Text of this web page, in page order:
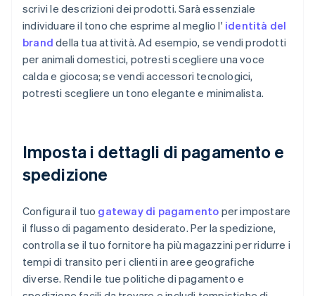
scrivi le descrizioni dei prodotti. Sarà essenziale
individuare il tono che esprime al meglio l' identità del
brand della tua attività. Ad esempio, se vendi prodotti
per animali domestici, potresti scegliere una voce
calda e giocosa; se vendi accessori tecnologici,
potresti scegliere un tono elegante e minimalista.
Imposta i dettagli di pagamento e
spedizione
Configura il tuo gateway di pagamento per impostare
il flusso di pagamento desiderato. Per la spedizione,
controlla se il tuo fornitore ha più magazzini per ridurre i
tempi di transito per i clienti in aree geografiche
diverse. Rendi le tue politiche di pagamento e